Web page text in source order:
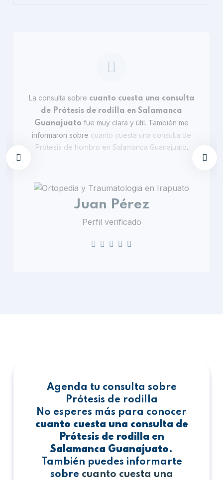
La consulta sobre cuanto cuesta una consulta
de Prótesis de rodilla en Salamanca
Guanajuato fue muy clara y útil. También me
informaron sobre cuanto cuesta una consulta de
Prótesis de hombro en Salamanca Guanajuato.
Juan Pérez
Perfil verificado
Agenda tu consulta sobre
Prótesis de rodilla
No esperes más para conocer
cuanto cuesta una consulta de
Prótesis de rodilla en
Salamanca Guanajuato.
También puedes informarte
sobre cuanto cuesta una